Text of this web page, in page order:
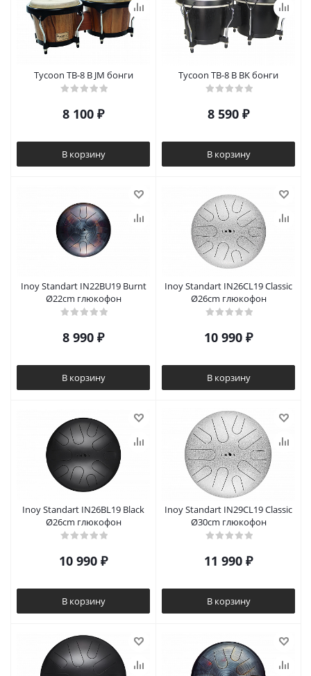
Tycoon TB-8 B JM бонги
8 100 ₽
В корзину
Tycoon TB-8 B BK бонги
8 590 ₽
В корзину
Inoy Standart IN22BU19 Burnt
Ø22cm глюкофон
8 990 ₽
В корзину
Inoy Standart IN26CL19 Classic
Ø26cm глюкофон
10 990 ₽
В корзину
Inoy Standart IN26BL19 Black
Ø26cm глюкофон
10 990 ₽
В корзину
Inoy Standart IN29CL19 Classic
Ø30cm глюкофон
11 990 ₽
В корзину